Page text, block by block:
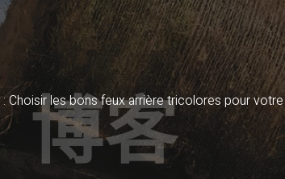
Choisir les bons feux arrière tricolores pour
博客